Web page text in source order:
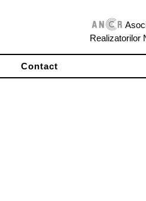
Realizatorilor
Contact